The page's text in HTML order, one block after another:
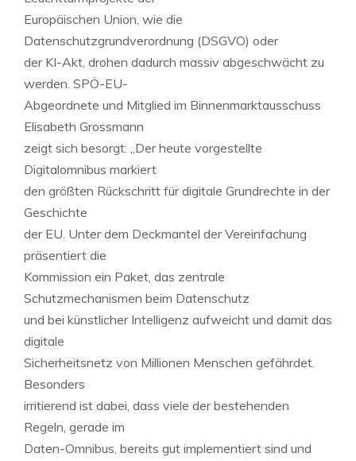
Europäischen Union, wie die
Datenschutzgrundverordnung (DSGVO) oder
der KI-Akt, drohen dadurch massiv abgeschwächt zu
werden. SPÖ-EU-
Abgeordnete und Mitglied im Binnenmarktausschuss
Elisabeth Grossmann
zeigt sich besorgt: „Der heute vorgestellte
Digitalomnibus markiert
den größten Rückschritt für digitale Grundrechte in der
Geschichte
der EU. Unter dem Deckmantel der Vereinfachung
präsentiert die
Kommission ein Paket, das zentrale
Schutzmechanismen beim Datenschutz
und bei künstlicher Intelligenz aufweicht und damit das
digitale
Sicherheitsnetz von Millionen Menschen gefährdet.
Besonders
irritierend ist dabei, dass viele der bestehenden
Regeln, gerade im
Daten-Omnibus, bereits gut implementiert sind und